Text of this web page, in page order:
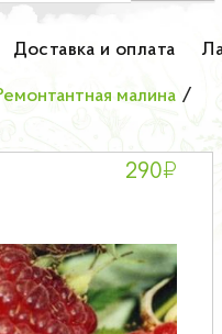
Доставка и оплата
розы
малина /
290₽